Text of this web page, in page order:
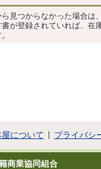
見つからなかった場合は
書が登録されていれば、在
について プライバシ
商業協同組合